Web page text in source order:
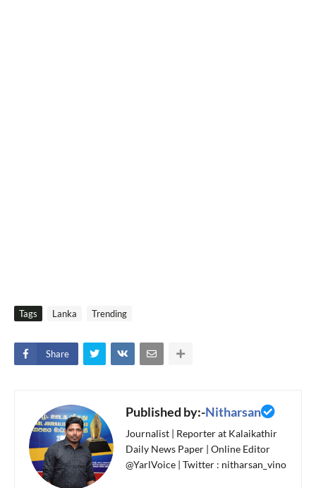
Tags Lanka Trending
Share
Published by:-Nitharsan
Journalist | Reporter at Kalaikathir
Daily News Paper | Online Editor
@YarlVoice | Twitter : nitharsan_vino